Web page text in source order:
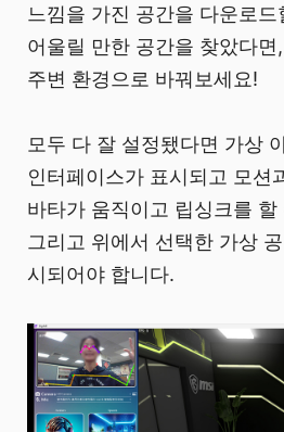
느낌을 가진 공간을 다운로
어울릴 만한 공간을 찾았다
주변 환경으로 바꿔보세요!
모두 다 잘 설정됐다면 가상
인터페이스가 표시되고 모션
바타가 움직이고 립싱크를
그리고 위에서 선택한 가상
시되어야 합니다.